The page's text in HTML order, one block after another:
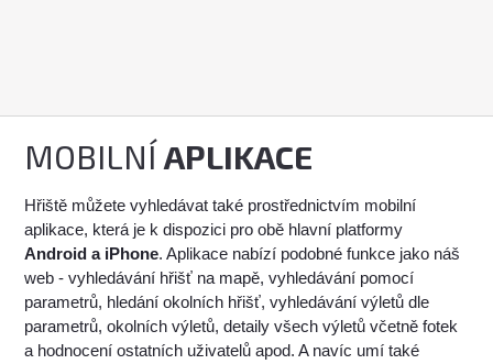
MOBILNÍAPLIKACE
Hřiště můžete vyhledávat také prostřednictvím mobilní
aplikace, která je k dispozici pro obě hlavní platformy
Android a iPhone. Aplikace nabízí podobné funkce jako náš
web - vyhledávání hřišť na mapě, vyhledávání pomocí
parametrů, hledání okolních hřišť, vyhledávání výletů dle
parametrů, okolních výletů, detaily všech výletů včetně fotek
a hodnocení ostatních uživatelů apod. A navíc umí také